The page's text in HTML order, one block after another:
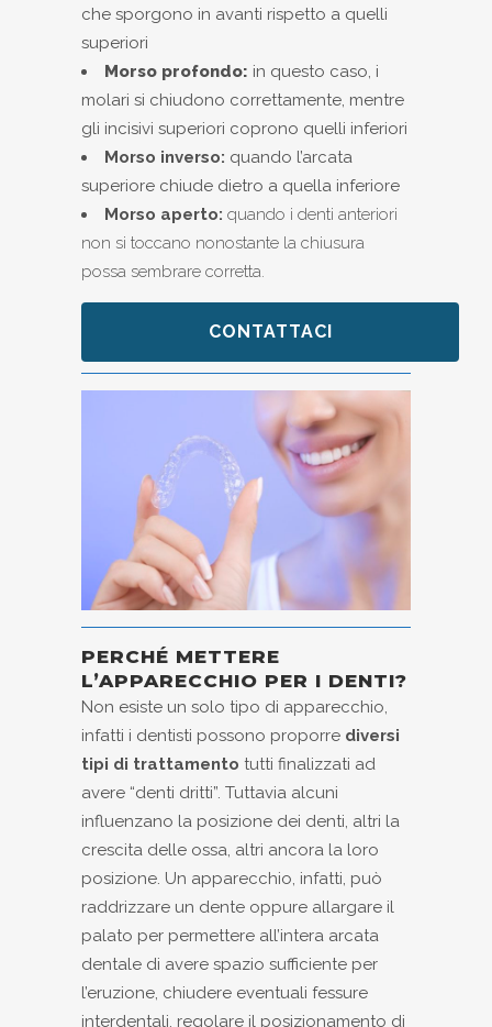
che sporgono in avanti rispetto a quelli
superiori
Morso profondo: in questo caso, i
molari si chiudono correttamente, mentre
gli incisivi superiori coprono quelli inferiori
Morso inverso: quando l’arcata
superiore chiude dietro a quella inferiore
Morso aperto: quando i denti anteriori
non si toccano nonostante la chiusura
possa sembrare corretta.
CONTATTACI
PERCHÉ METTERE
L’APPARECCHIO PER I DENTI?
Non esiste un solo tipo di apparecchio,
infatti i dentisti possono proporre diversi
tipi di trattamento tutti finalizzati ad
avere “denti dritti”. Tuttavia alcuni
influenzano la posizione dei denti, altri la
crescita delle ossa, altri ancora la loro
posizione. Un apparecchio, infatti, può
raddrizzare un dente oppure allargare il
palato per permettere all’intera arcata
dentale di avere spazio sufficiente per
l’eruzione, chiudere eventuali fessure
interdentali, regolare il posizionamento di